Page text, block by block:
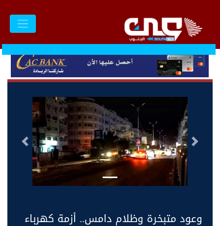
التالى السابق
وعود متبخرة وظلام دامس.. أزمة كهرباء